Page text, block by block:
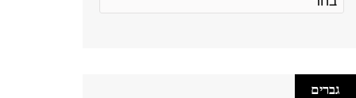
גברים